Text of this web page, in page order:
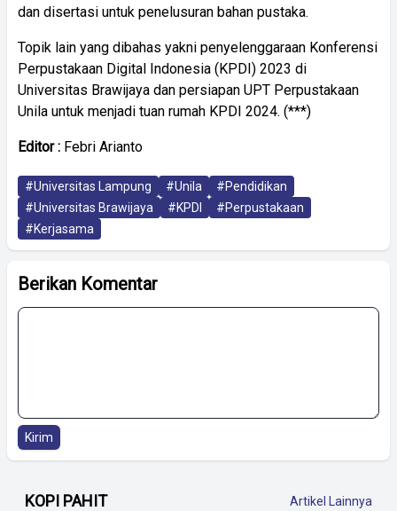
dan disertasi untuk penelusuran bahan pustaka.
Topik lain yang dibahas yakni penyelenggaraan Konferensi
Perpustakaan Digital Indonesia (KPDI) 2023 di
Universitas Brawijaya dan persiapan UPT Perpustakaan
Unila untuk menjadi tuan rumah KPDI 2024. (***)
Editor : Febri Arianto
#Universitas Lampung #Unila
#Pendidikan
#Universitas Brawijaya
#KPDI
#Perpustakaan
#Kerjasama
Berikan Komentar
Kirim
KOPI PAHIT Artikel Lainnya